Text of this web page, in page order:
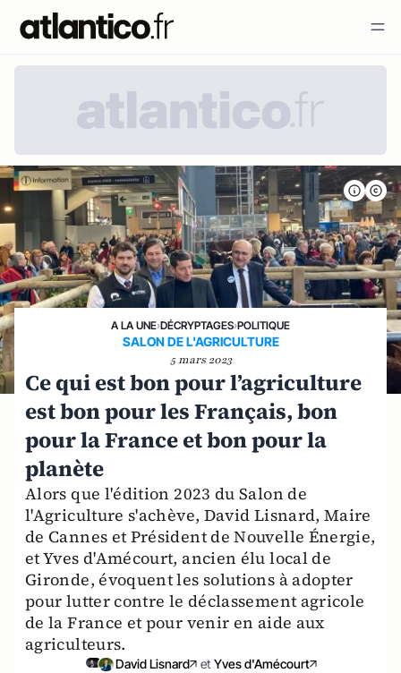
A LA UNE›DÉCRYPTAGES›POLITIQUE
SALON DE L'AGRICULTURE
5 mars 2023
Ce qui est bon pour l’agriculture
est bon pour les Français, bon
pour la France et bon pour la
planète
Alors que l'édition 2023 du Salon de
l'Agriculture s'achève, David Lisnard, Maire
de Cannes et Président de Nouvelle Énergie,
et Yves d'Amécourt, ancien élu local de
Gironde, évoquent les solutions à adopter
pour lutter contre le déclassement agricole
de la France et pour venir en aide aux
agriculteurs.
David Lisnard et Yves d'Amécourt